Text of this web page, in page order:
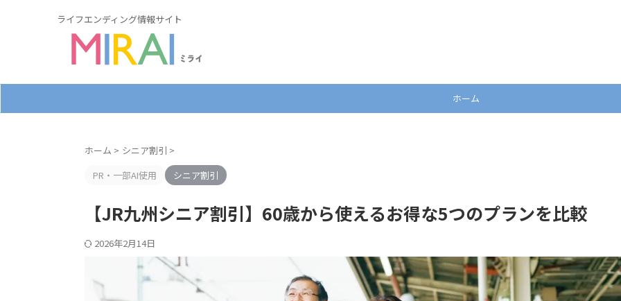
ライフエンディング情報サイト
ホーム
ホーム > シニア割引 >
PR・一部AI使用
シニア割引
【JR九州シニア割引】60歳から使えるお得な5つのプランを比較
2026年2月14日